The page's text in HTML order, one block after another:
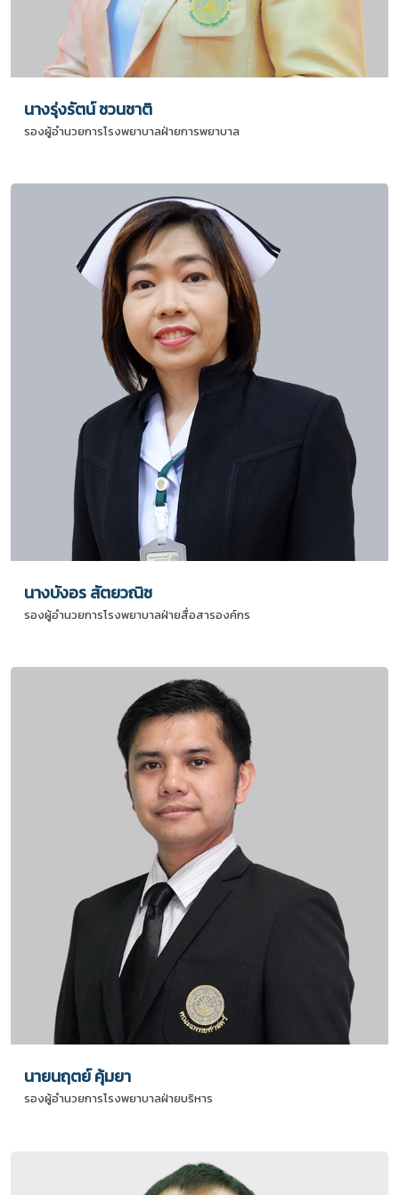
นางรุ่งรัตน์ ชวนชาติ
รองผู้อำนวยการโรงพยาบาลฝ่ายการพยาบาล
นางบังอร สัตยวณิช
รองผู้อำนวยการโรงพยาบาลฝ่ายสื่อสารองค์กร
นายนฤตย์ คุ้มยา
รองผู้อำนวยการโรงพยาบาลฝ่ายบริหาร